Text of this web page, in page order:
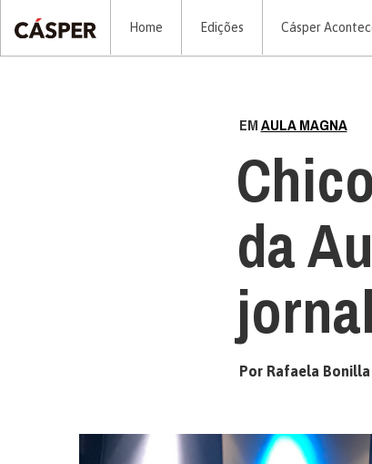
Home Edições Cásper
EMAULA MAGNA
da
Por Rafaela Bonilla